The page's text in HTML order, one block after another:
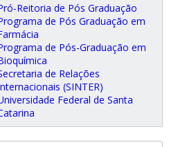
Reitoria de Pós Graduação
de Pós Graduação em
de Pós-Graduação em
de Relações
(SINTER)
Federal de Santa